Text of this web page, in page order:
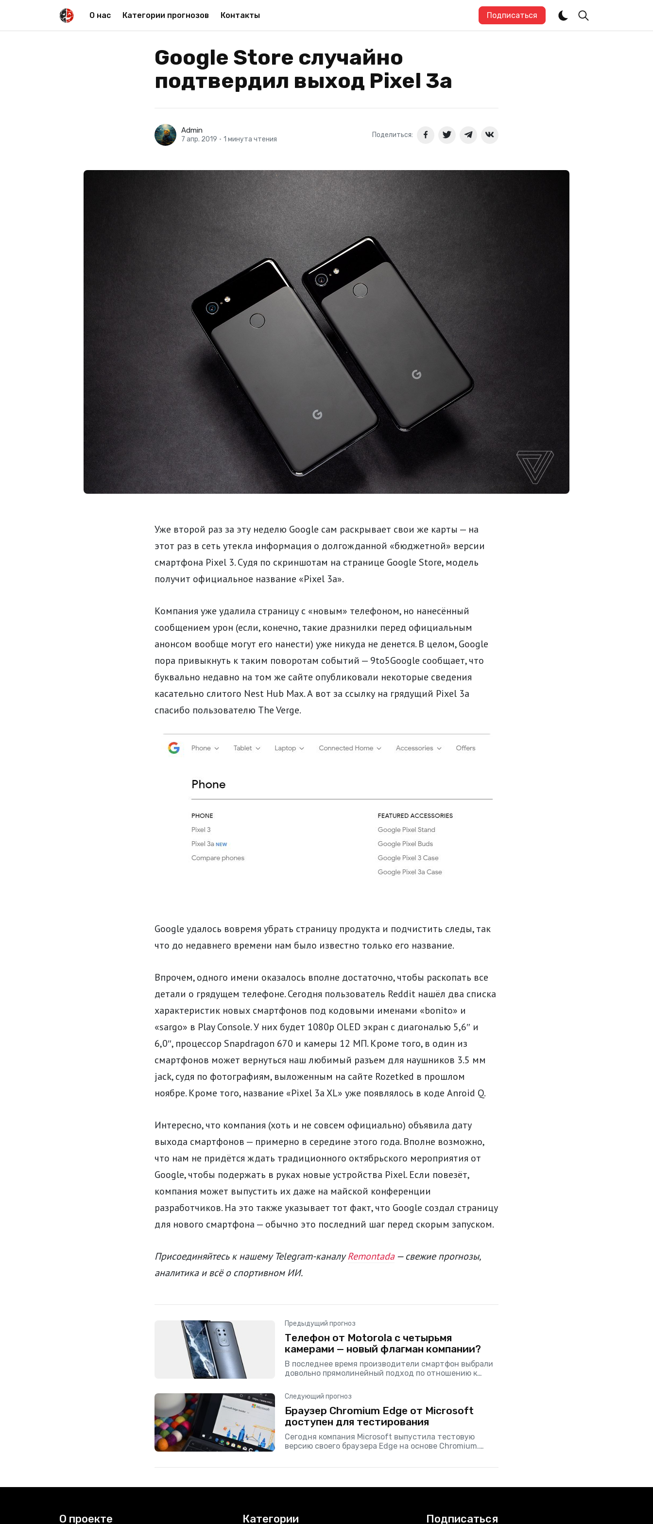
О нас Категории прогнозов Контакты Подписаться
Google Store случайно
подтвердил выход Pixel 3a
Admin
7 апр. 2019 • 1 минута чтения
Поделиться:
Уже второй раз за эту неделю Google сам раскрывает свои же карты — на
этот раз в сеть утекла информация о долгожданной «бюджетной» версии
смартфона Pixel 3. Судя по скриншотам на странице Google Store, модель
получит официальное название «Pixel 3a».
Компания уже удалила страницу с «новым» телефоном, но нанесённый
сообщением урон (если, конечно, такие дразнилки перед официальным
анонсом вообще могут его нанести) уже никуда не денется. В целом, Google
пора привыкнуть к таким поворотам событий — 9to5Google сообщает, что
буквально недавно на том же сайте опубликовали некоторые сведения
касательно слитого Nest Hub Max. А вот за ссылку на грядущий Pixel 3a
спасибо пользователю The Verge.
Google удалось вовремя убрать страницу продукта и подчистить следы, так
что до недавнего времени нам было известно только его название.
Впрочем, одного имени оказалось вполне достаточно, чтобы раскопать все
детали о грядущем телефоне. Сегодня пользователь Reddit нашёл два списка
характеристик новых смартфонов под кодовыми именами «bonito» и
«sargo» в Play Console. У них будет 1080p OLED экран с диагональю 5,6″ и
6,0″, процессор Snapdragon 670 и камеры 12 МП. Кроме того, в один из
смартфонов может вернуться наш любимый разъем для наушников 3.5 мм
jack, судя по фотографиям, выложенным на сайте Rozetked в прошлом
ноябре. Кроме того, название «Pixel 3a XL» уже появлялось в коде Anroid Q.
Интересно, что компания (хоть и не совсем официально) объявила дату
выхода смартфонов — примерно в середине этого года. Вполне возможно,
что нам не придётся ждать традиционного октябрьского мероприятия от
Google, чтобы подержать в руках новые устройства Pixel. Если повезёт,
компания может выпустить их даже на майской конференции
разработчиков. На это также указывает тот факт, что Google создал страницу
для нового смартфона — обычно это последний шаг перед скорым запуском.
Присоединяйтесь к нашему Telegram-каналуRemontada— свежие прогнозы,
аналитика и всё о спортивном ИИ.
Предыдущий прогноз
Телефон от Motorola с четырьмя
камерами — новый флагман компании?
В последнее время производители смартфон выбрали
довольно прямолинейный подход по отношению к
Сегодня в сети появились (благодаря стараниям
OnLeaks)
Следующий прогноз
Браузер Chromium Edge от Microsoft
доступен для тестирования
Сегодня компания Microsoft выпустила тестовую
версию своего браузера Edge на основе Chromium.
О проекте Категории Подписаться